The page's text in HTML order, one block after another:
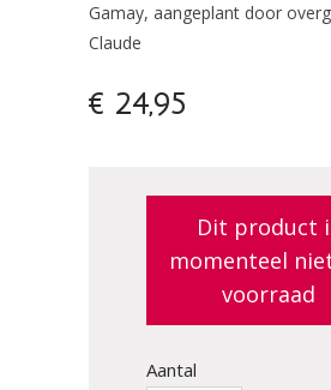
Gamay, aangeplant door
Claude
€ 24,95
Dit product
momenteel
voorraad
Aantal